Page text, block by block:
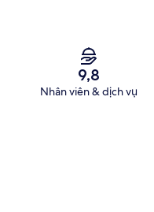
9,8
Nhân viên & dịch vụ